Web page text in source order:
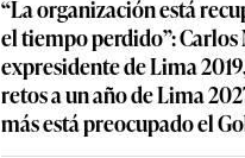
“La organización está
el tiempo perdido”: Carlos
expresidente de Lima
retos a un año de Lima
más está preocupado el